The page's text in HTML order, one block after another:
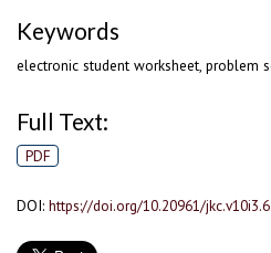
Keywords
electronic student worksheet, problem
Full Text:
PDF
DOI: https://doi.org/10.20961/